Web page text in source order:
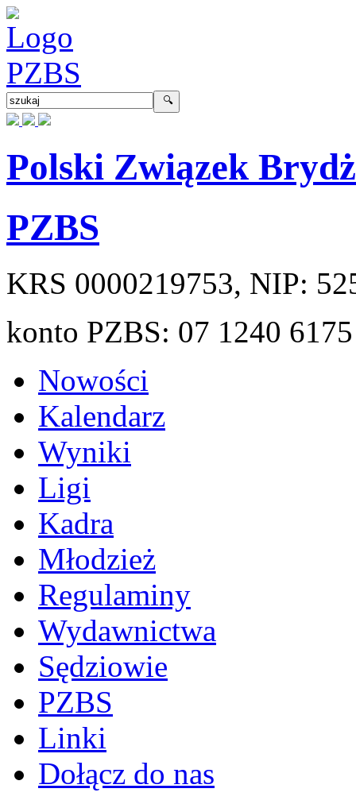
Polski Związek
PZBS
KRS 0000219753, NIP:
konto PZBS: 07 1240
Nowości
Kalendarz
Wyniki
Ligi
Kadra
Młodzież
Regulaminy
Wydawnictwa
Sędziowie
PZBS
Linki
Dołącz do nas